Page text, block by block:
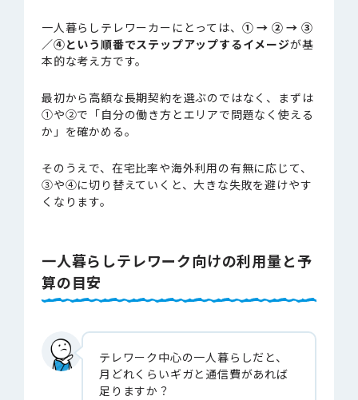
一人暮らしテレワーカーにとっては、 ① → ② → ③
／④という順番でステップアップするイメージが基
本的な考え方です。
最初から高額な長期契約を選ぶのではなく、まずは
①や②で「自分の働き方とエリアで問題なく使える
か」を確かめる。
そのうえで、在宅比率や海外利用の有無に応じて、
③や④に切り替えていくと、大きな失敗を避けやす
くなります。
一人暮らしテレワーク向けの利用量と予
算の目安
テレワーク中心の一人暮らしだと、
月どれくらいギガと通信費があれば
足りますか？